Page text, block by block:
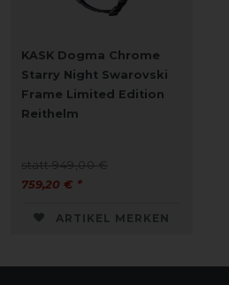
KASK Dogma Chrome
Starry Night Swarovski
Frame Limited Edition
Reithelm
statt 949,00 €
759,20 € *
ARTIKEL MERKEN